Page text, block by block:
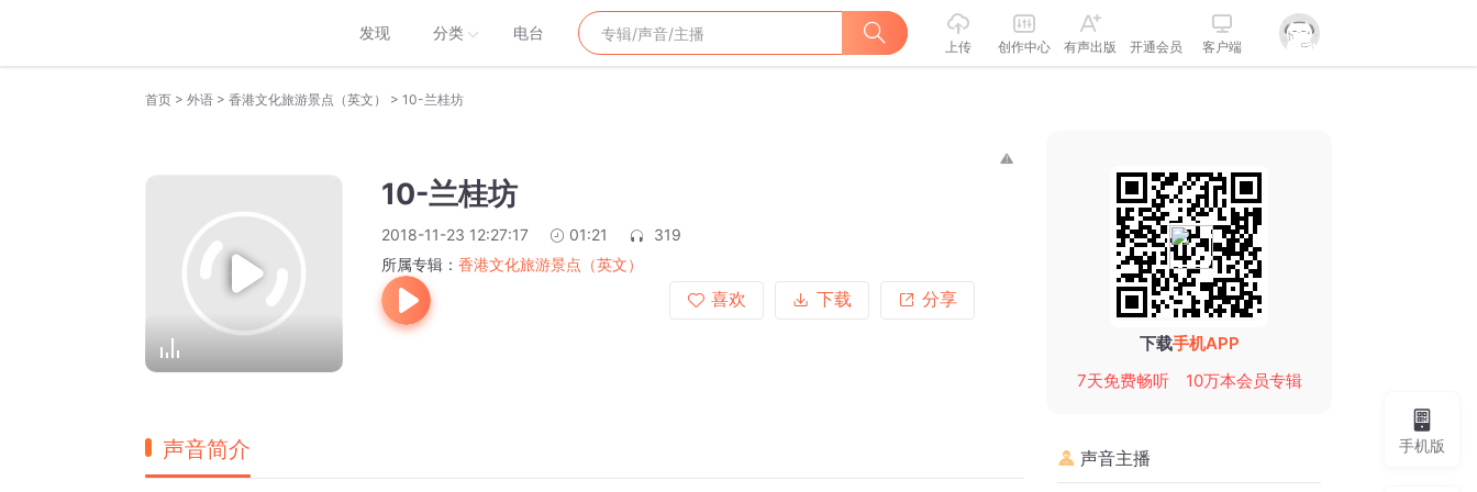
发现 分类 电台
上传 创作中心 有声出版 开通会员 客户端
首页 > 外语 > 香港文化旅游景点（英文） > 10-兰桂坊
10-兰桂坊
2018-11-23 12:27:17 01:21
319
所属专辑： 香港文化旅游景点（英文）
喜欢
下载 分享
声音简介
下载手机APP
7天免费畅听
10万本会员专辑
声音主播
手机版